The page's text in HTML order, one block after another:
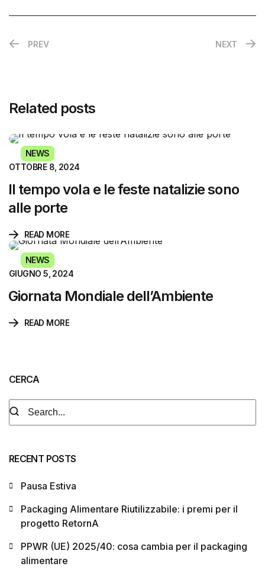
PREV NEXT
Related posts
NEWS
OTTOBRE 8, 2024
Il tempo vola e le feste natalizie sono
alle porte
READ MORE
NEWS
GIUGNO 5, 2024
Giornata Mondiale dell’Ambiente
READ MORE
CERCA
RECENT POSTS
Pausa Estiva
Packaging Alimentare Riutilizzabile: i premi per il
progetto RetornA
PPWR (UE) 2025/40: cosa cambia per il packaging
alimentare